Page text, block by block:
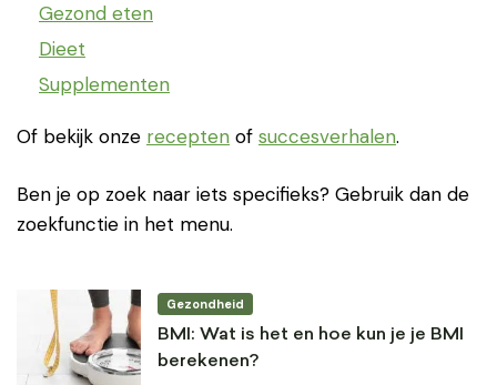
Gezond eten
Dieet
Supplementen
Of bekijk onze recepten of succesverhalen.
Ben je op zoek naar iets specifieks? Gebruik dan de
zoekfunctie in het menu.
Gezondheid
BMI: Wat is het en hoe kun je je BMI
berekenen?